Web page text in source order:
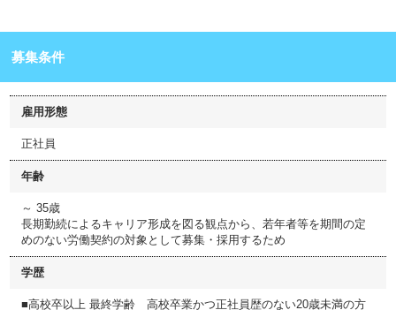
募集条件
雇用形態
正社員
年齢
～ 35歳
長期勤続によるキャリア形成を図る観点から、若年者等を期間の定
めのない労働契約の対象として募集・採用するため
学歴
■高校卒以上 最終学齢 高校卒業かつ正社員歴のない20歳未満の方